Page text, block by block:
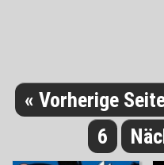
« Vorherige
6